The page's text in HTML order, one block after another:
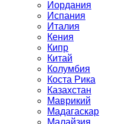
Иордания
Испания
Италия
Кения
Кипр
Китай
Колумбия
Коста Рика
Казахстан
Маврикий
Мадагаскар
Малайзия